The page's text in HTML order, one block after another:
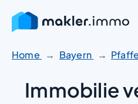
Zum
Inhalt
springen
Home Bayern
Immobilie